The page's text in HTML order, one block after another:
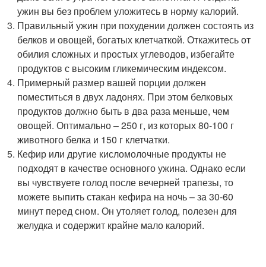
ужин вы без проблем уложитесь в норму калорий.
Правильный ужин при похудении должен состоять из
белков и овощей, богатых клетчаткой. Откажитесь от
обилия сложных и простых углеводов, избегайте
продуктов с высоким гликемическим индексом.
Примерный размер вашей порции должен
поместиться в двух ладонях. При этом белковых
продуктов должно быть в два раза меньше, чем
овощей. Оптимально – 250 г, из которых 80-100 г
животного белка и 150 г клетчатки.
Кефир или другие кисломолочные продукты не
подходят в качестве основного ужина. Однако если
вы чувствуете голод после вечерней трапезы, то
можете выпить стакан кефира на ночь – за 30-60
минут перед сном. Он утоляет голод, полезен для
желудка и содержит крайне мало калорий.